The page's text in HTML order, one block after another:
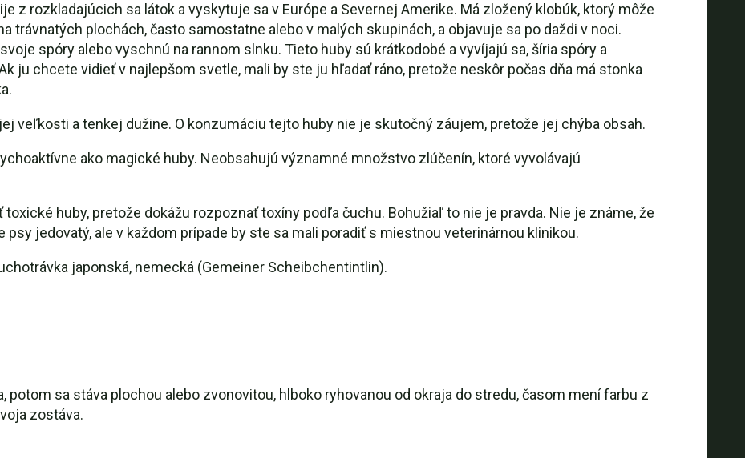
z rozkladajúcich sa látok a vyskytuje sa v Európe a Severnej Amerike. Má zložený klobúk, ktorý môže
trávnatých plochách, často samostatne alebo v malých skupinách, a objavuje sa po daždi v noci.
spóry alebo vyschnú na rannom slnku. Tieto huby sú krátkodobé a vyvíjajú sa, šíria spóry a
ju chcete vidieť v najlepšom svetle, mali by ste ju hľadať ráno, pretože neskôr počas dňa má stonka
veľkosti a tenkej dužine. O konzumáciu tejto huby nie je skutočný záujem, pretože jej chýba obsah.
ako magické huby. Neobsahujú významné množstvo zlúčenín, ktoré vyvolávajú
huby, pretože dokážu rozpoznať toxíny podľa čuchu. Bohužiaľ to nie je pravda. Nie je známe, že
psy jedovatý, ale v každom prípade by ste sa mali poradiť s miestnou veterinárnou klinikou.
japonská, nemecká (Gemeiner Scheibchentintlin).
potom sa stáva plochou alebo zvonovitou, hlboko ryhovanou od okraja do stredu, časom mení farbu z
zostáva.